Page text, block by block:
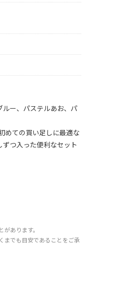
ルー、パステルあお、パ
めての買い足しに最適な
つ入った便利なセット
あります。
までも目安であることをご承